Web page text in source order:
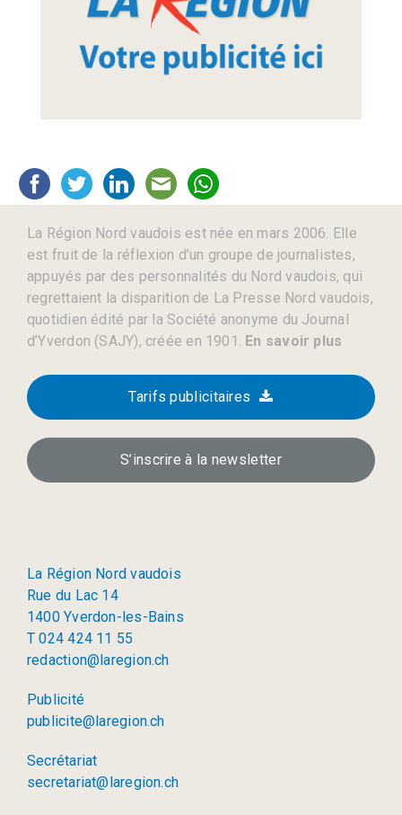
La Région Nord vaudois est née en mars 2006. Elle
est fruit de la réflexion d’un groupe de journalistes,
appuyés par des personnalités du Nord vaudois, qui
regrettaient la disparition de La Presse Nord vaudois,
quotidien édité par la Société anonyme du Journal
d’Yverdon (SAJY), créée en 1901. En savoir plus
Tarifs publicitaires
S’inscrire à la newsletter
La Région Nord vaudois
Rue du Lac 14
1400 Yverdon-les-Bains
T 024 424 11 55
redaction@laregion.ch
Publicité
publicite@laregion.ch
Secrétariat
secretariat@laregion.ch